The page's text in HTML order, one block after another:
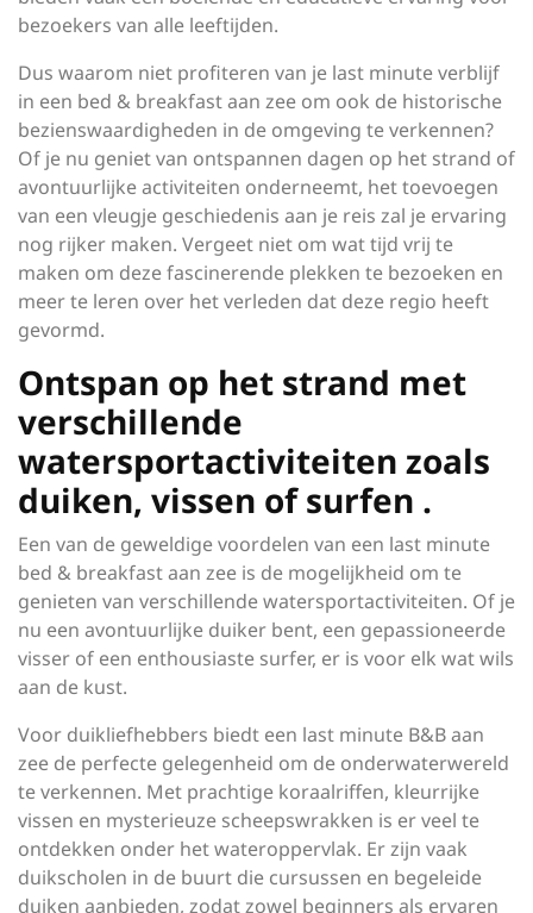
bezoekers van alle leeftijden.
Dus waarom niet profiteren van je last minute verblijf
in een bed & breakfast aan zee om ook de historische
bezienswaardigheden in de omgeving te verkennen?
Of je nu geniet van ontspannen dagen op het strand of
avontuurlijke activiteiten onderneemt, het toevoegen
van een vleugje geschiedenis aan je reis zal je ervaring
nog rijker maken. Vergeet niet om wat tijd vrij te
maken om deze fascinerende plekken te bezoeken en
meer te leren over het verleden dat deze regio heeft
gevormd.
Ontspan op het strand met
verschillende
watersportactiviteiten zoals
duiken, vissen of surfen .
Een van de geweldige voordelen van een last minute
bed & breakfast aan zee is de mogelijkheid om te
genieten van verschillende watersportactiviteiten. Of je
nu een avontuurlijke duiker bent, een gepassioneerde
visser of een enthousiaste surfer, er is voor elk wat wils
aan de kust.
Voor duikliefhebbers biedt een last minute B&B aan
zee de perfecte gelegenheid om de onderwaterwereld
te verkennen. Met prachtige koraalriffen, kleurrijke
vissen en mysterieuze scheepswrakken is er veel te
ontdekken onder het wateroppervlak. Er zijn vaak
duikscholen in de buurt die cursussen en begeleide
duiken aanbieden, zodat zowel beginners als ervaren